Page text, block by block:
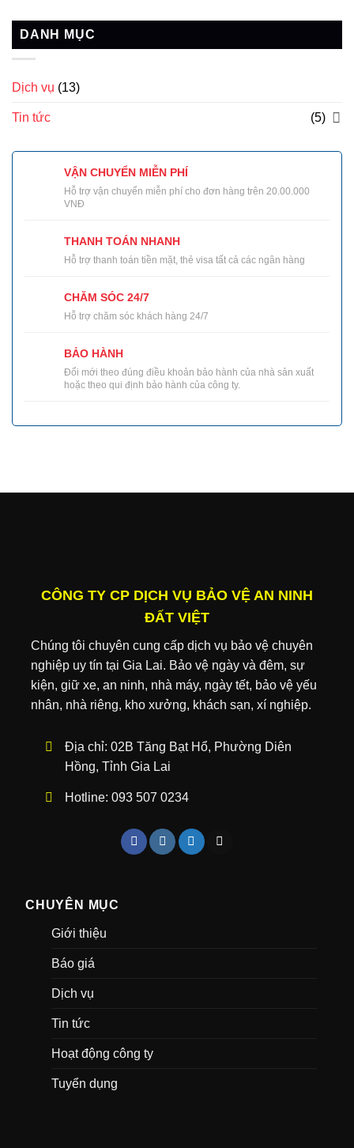
DANH MỤC
Dịch vụ (13)
Tin tức (5)
VẬN CHUYỂN MIỄN PHÍ
Hỗ trợ vận chuyển miễn phí cho đơn hàng trên 20.00.000
VNĐ
THANH TOÁN NHANH
Hỗ trợ thanh toán tiền mặt, thẻ visa tất cả các ngân hàng
CHĂM SÓC 24/7
Hỗ trợ chăm sóc khách hàng 24/7
BẢO HÀNH
Đổi mới theo đúng điều khoản bảo hành của nhà sản xuất
hoặc theo qui định bảo hành của công ty.
CÔNG TY CP DỊCH VỤ BẢO VỆ AN NINH
ĐẤT VIỆT
Chúng tôi chuyên cung cấp dịch vụ bảo vệ chuyên
nghiệp uy tín tại Gia Lai. Bảo vệ ngày và đêm, sự
kiện, giữ xe, an ninh, nhà máy, ngày tết, bảo vệ yếu
nhân, nhà riêng, kho xưởng, khách sạn, xí nghiệp.
Địa chỉ: 02B Tăng Bạt Hổ, Phường Diên
Hồng, Tỉnh Gia Lai
Hotline: 093 507 0234
CHUYÊN MỤC
Giới thiệu
Báo giá
Dịch vụ
Tin tức
Hoạt động công ty
Tuyển dụng